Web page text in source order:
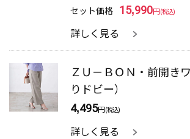
セット価格 15,990円(税込)
詳しく見る
ＺＵ－ＢＯＮ・前開き
りドビー）
4,495円(税込)
詳しく見る